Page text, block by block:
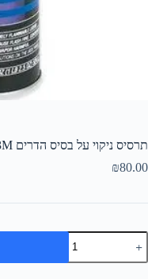
תרסיס ניקוי על בסיס הדרים 3M
₪80.00